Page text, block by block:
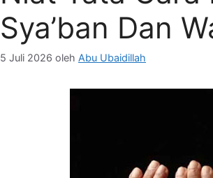
Sya’ban Dan
5 Juli 2026 oleh Abu Ubaidillah